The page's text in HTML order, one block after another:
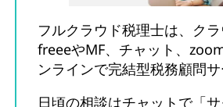
フルクラウド税理士は、ク
freeeやMF、チャット、
ンラインで完結型税務顧問サ
日頃の相談はチャットで「